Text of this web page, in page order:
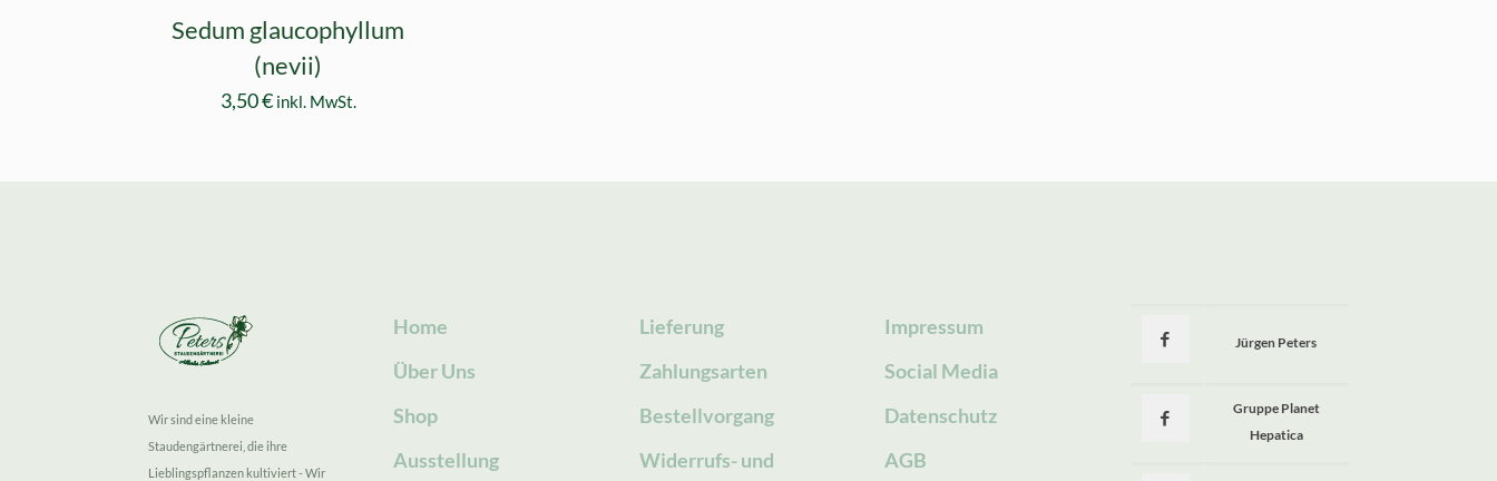
Sedum glaucophyllum
(nevii)
3,50€ inkl. MwSt.
Wir sind eine kleine
Staudengärtnerei, die ihre
Lieblingspflanzen kultiviert - Wir
Home
Über Uns
Shop
Ausstellung
Lieferung
Zahlungsarten
Bestellvorgang
Widerrufs- und
Impressum
Social Media
Datenschutz
AGB
Jürgen Peters
Gruppe Planet
Hepatica